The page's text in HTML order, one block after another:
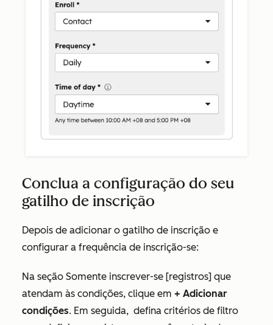
Conclua a configuração do seu
gatilho de inscrição
Depois de adicionar o gatilho de inscrição e
configurar a frequência de inscrição-se:
Na seção Somente inscrever-se [registros] que
atendam às condições, clique em + Adicionar
condições. Em seguida, defina critérios de filtro